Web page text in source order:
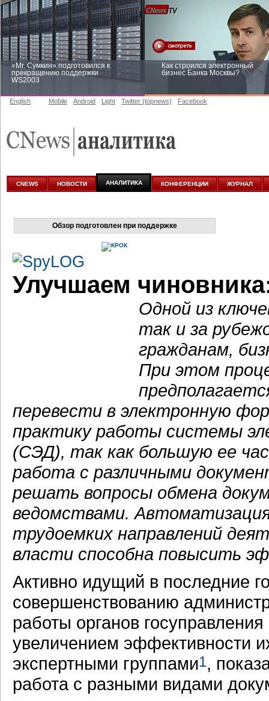
«Mr. Сумкин» подготовился к
прекращению поддержки
WS2003
Как строился электронный
бизнес Банка Москвы?
аналитике
English Mobile Android Light Twitter (topnews) Facebook
CNEWS НОВОСТИ АНАЛИТИКА КОНФЕРЕНЦИИ ЖУРНАЛ
Обзор подготовлен при поддержке
Улучшаем
Одной из
так и за
гражданам,
При этом
перевести в электронную
практику работы системы
(СЭД), так как большую ее
работа с различными
решать вопросы обмена
ведомствами.
трудоемких направлений
власти способна повысить
Активно идущий в последние
совершенствованию
работы органов
увеличением эффективности
экспертными группами1,
работа с разными видами